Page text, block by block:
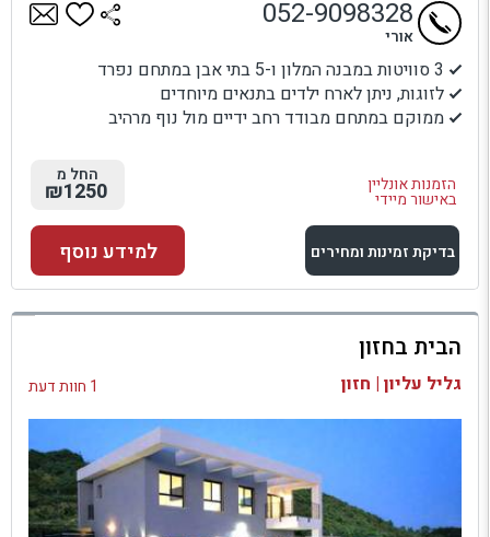
3 סוויטות במבנה המלון ו-5 בתי אבן במתחם נפרד
לזוגות, ניתן לארח ילדים בתנאים מיוחדים
ממוקם במתחם מבודד רחב ידיים מול נוף מרהיב
הזמנות אונליין
באישור מיידי
052-9098328
אורי
החל מ
₪1250
בדיקת זמינות ומחירים
למתחם זה
בדיקת זמינות ומחירים
למידע נוסף
הבית בחזון
גליל עליון | חזון 1 חוות דעת